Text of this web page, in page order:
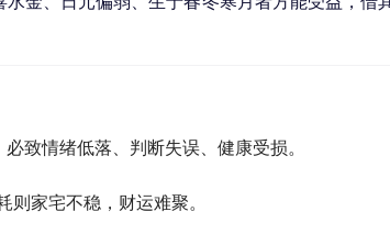
致情绪低落、判断失误、健康受损。
则家宅不稳，财运难聚。